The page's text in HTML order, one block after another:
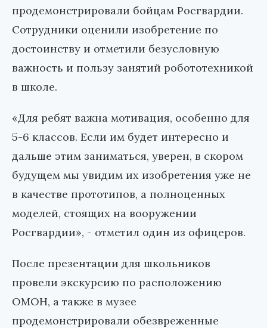
продемонстрировали бойцам Росгвардии.
Сотрудники оценили изобретение по
достоинству и отметили безусловную
важность и пользу занятий робототехникой
в школе.
«Для ребят важна мотивация, особенно для
5-6 классов. Если им будет интересно и
дальше этим заниматься, уверен, в скором
будущем мы увидим их изобретения уже не
в качестве прототипов, а полноценных
моделей, стоящих на вооружении
Росгвардии», - отметил один из офицеров.
После презентации для школьников
провели экскурсию по расположению
ОМОН, а также в музее
продемонстрировали обезвреженные